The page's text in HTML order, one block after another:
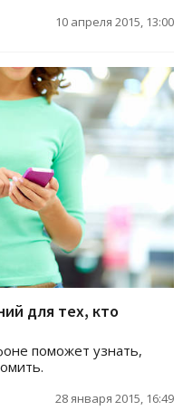
10 апреля 2015, 13:00
для тех, кто
поможет узнать,
28 января 2015, 16:49